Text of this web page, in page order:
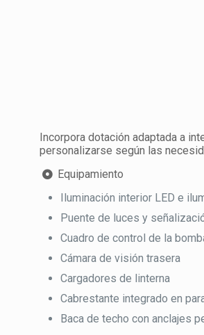
Incorpora dotación adaptada a
personalizarse según las
Equipamiento
Iluminación interior LED e
Puente de luces y
Cuadro de control de la
Cámara de visión trasera
Cargadores de linterna
Cabrestante integrado en
Baca de techo con anclajes